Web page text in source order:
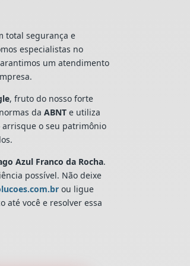
total segurança e
especialistas no
um atendimento
, fruto do nosso forte
daABNT e utiliza
o seu patrimônio
Azul Franco da Rocha.
possível. Não deixe
ou ligue
até você e resolver essa